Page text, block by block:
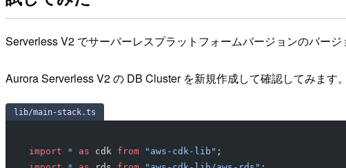
Serverless V2 でサーバーレスプラットフォームバージョンのバー
Aurora Serverless V2 の DB Cluster を新規作成して確認してみます
lib/main-stack.ts
import * as cdk from "aws-cdk-lib" ;